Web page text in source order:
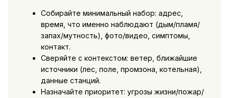
Собирайте минимальный набор: адрес,
время, что именно наблюдают (дым/пламя/
запах/мутность), фото/видео, симптомы,
контакт.
Сверяйте с контекстом: ветер, ближайшие
источники (лес, поле, промзона, котельная),
данные станций.
Назначайте приоритет: угрозы жизни/пожар/